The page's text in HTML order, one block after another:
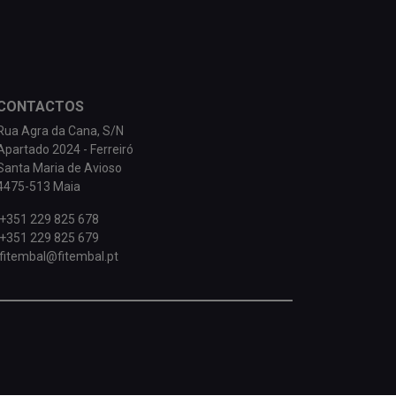
Agra da Cana, S/N
2024 - Ferreiró
Maria de Avioso
513 Maia
+351 229 825 678
+351 229 825 679
fitembal@fitembal.pt